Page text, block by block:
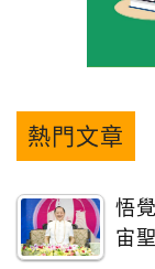
熱門文章
悟
宙